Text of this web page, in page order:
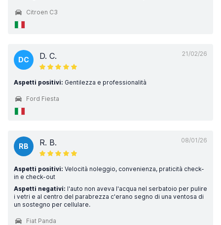
Citroen C3
21/02/26
DC D. C.
Aspetti positivi: Gentilezza e professionalità
Ford Fiesta
08/01/26
RB R. B.
Aspetti positivi: Velocità noleggio, convenienza, praticità check-
in e check-out
Aspetti negativi: l'auto non aveva l'acqua nel serbatoio per pulire
i vetri e al centro del parabrezza c'erano segno di una ventosa di
un sostegno per cellulare.
Fiat Panda